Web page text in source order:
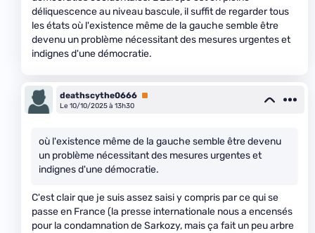
déliquescence au niveau bascule, il suffit de regarder tous
les états où l'existence même de la gauche semble être
devenu un problème nécessitant des mesures urgentes et
indignes d'une démocratie.
deathscythe0666 Premium
Le 10/10/2025 à 13h30
où l'existence même de la gauche semble être devenu
un problème nécessitant des mesures urgentes et
indignes d'une démocratie.
C'est clair que je suis assez saisi y compris par ce qui se
passe en France (la presse internationale nous a encensés
pour la condamnation de Sarkozy, mais ça fait un peu arbre